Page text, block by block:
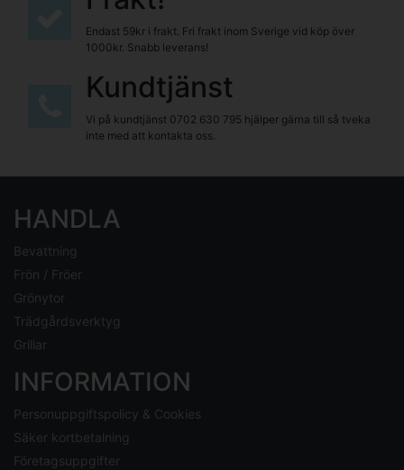
Endast 59kr i frakt. Fri frakt inom Sverige vid köp över
1000kr. Snabb leverans!
Kundtjänst
Vi på kundtjänst 0702 630 795 hjälper gärna till så tveka
inte med att kontakta oss.
HANDLA
Bevattning
Frön / Fröer
Grönytor
Trädgårdsverktyg
Grillar
INFORMATION
Personuppgiftspolicy & Cookies
Säker kortbetalning
Företagsuppgifter